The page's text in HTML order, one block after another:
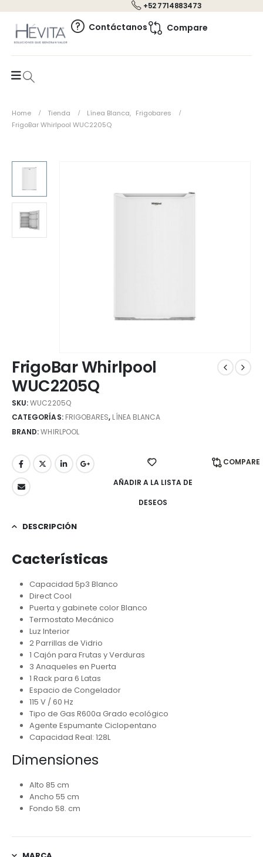
+52 7714883473
Contáctanos Compare
Home Tienda Línea Blanca, Frigobares
FrigoBar Whirlpool WUC2205Q
FrigoBar Whirlpool
WUC2205Q
SKU:WUC2205Q
CATEGORÍAS: FRIGOBARES, LÍNEA BLANCA
BRAND:WHIRLPOOL
AÑADIR A LA LISTA DE
DESEOS
COMPARE
DESCRIPCIÓN
Cacterísticas
Capacidad 5p3 Blanco
Direct Cool
Puerta y gabinete color Blanco
Termostato Mecánico
Luz Interior
2 Parrillas de Vidrio
1 Cajón para Frutas y Verduras
3 Anaqueles en Puerta
1 Rack para 6 Latas
Espacio de Congelador
115 V / 60 Hz
Tipo de Gas R600a Grado ecológico
Agente Espumante Ciclopentano
Capacidad Real: 128L
Dimensiones
Alto 85 cm
Ancho 55 cm
Fondo 58. cm